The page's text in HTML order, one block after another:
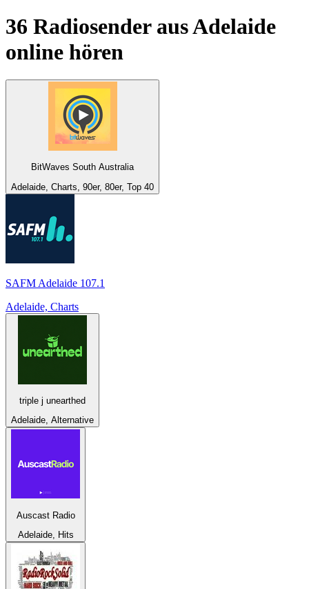
36 Radiosender ausAdelaide
online hören
BitWaves South Australia
Adelaide, Charts, 90er, 80er, Top 40
SAFM Adelaide 107.1
Adelaide, Charts
triple j unearthed
Adelaide, Alternative
Auscast Radio
Adelaide, Hits